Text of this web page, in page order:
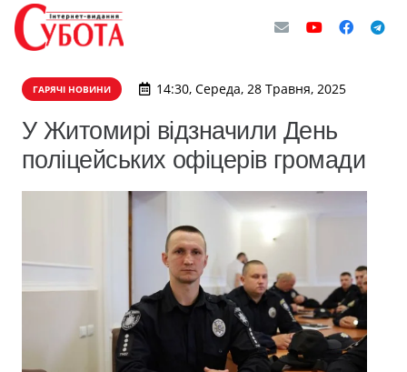
ГАРЯЧІ НОВИНИ 14:30, Середа, 28 Травня, 2025
У Житомирі відзначили День
поліцейських офіцерів громади